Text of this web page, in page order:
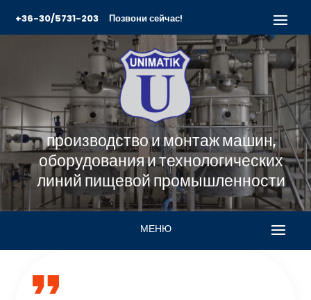
+36-30/5731-203 Позвони сейчас!
производство и монтаж машин,
оборудования и технологических
линий пищевой промышленности
МЕНЮ